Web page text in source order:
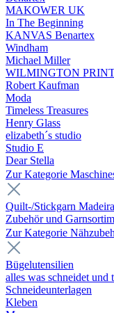
MAKOWER UK
In The Beginning
KANVAS Benartex
Windham
Michael Miller
WILMINGTON
Robert Kaufman
Moda
Timeless Treasures
Henry Glass
elizabeth´s studio
Studio E
Dear Stella
Zur Kategorie
Quilt-/Stickgarn Madeira
Zubehör und
Zur Kategorie
Bügelutensilien
alles was schneidet und
Schneideunterlagen
Kleben